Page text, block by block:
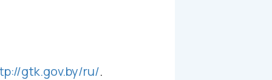
gtk.gov.by/ru/.